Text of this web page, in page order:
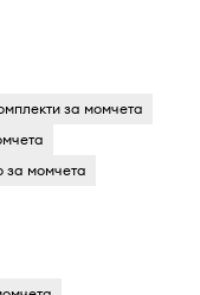
за момчета
за момчета